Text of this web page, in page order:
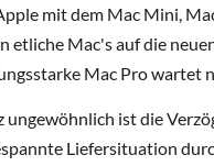
mit dem Mac Mini,
etliche Mac's auf die
Mac Pro wartet
ungewöhnlich ist die
Liefersituation